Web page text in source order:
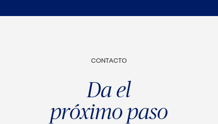
CONTACTO
Da el
próximo paso